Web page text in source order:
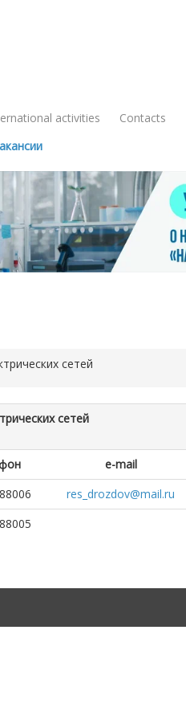
activities
Contacts
сетей
сетей
e-mail
res_drozdov@mail.ru